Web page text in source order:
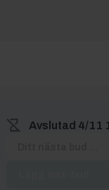
Avslutad 4/11